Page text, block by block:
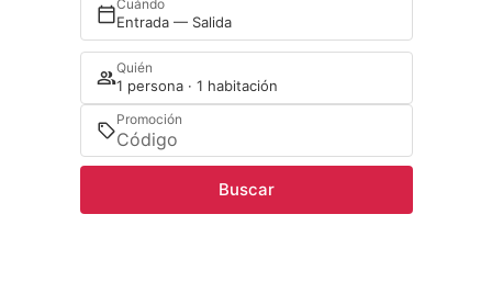
Cuándo
Entrada — Salida
Quién
1 persona · 1 habitación
Promoción
Buscar